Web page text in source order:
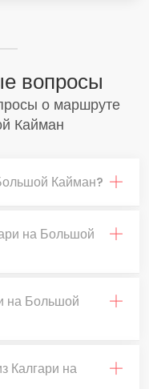
вопросы
о маршруте
Кайман
Кайман?
на Большой
на Большой
Калгари на